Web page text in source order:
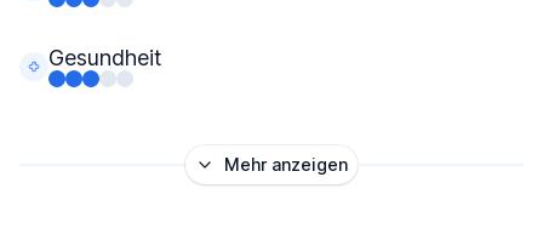
Gesundheit
Mehr anzeigen